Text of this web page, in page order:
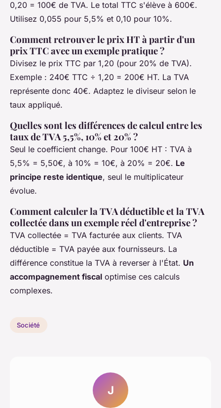
0,20 = 100€ de TVA. Le total TTC s'élève à 600€.
Utilisez 0,055 pour 5,5% et 0,10 pour 10%.
Comment retrouver le prix HT à partir d'un
prix TTC avec un exemple pratique ?
Divisez le prix TTC par 1,20 (pour 20% de TVA).
Exemple : 240€ TTC ÷ 1,20 = 200€ HT. La TVA
représente donc 40€. Adaptez le diviseur selon le
taux appliqué.
Quelles sont les différences de calcul entre les
taux de TVA 5,5%, 10% et 20% ?
Seul le coefficient change. Pour 100€ HT : TVA à
5,5% = 5,50€, à 10% = 10€, à 20% = 20€. Le
principe reste identique, seul le multiplicateur
évolue.
Comment calculer la TVA déductible et la TVA
collectée dans un exemple réel d'entreprise ?
TVA collectée = TVA facturée aux clients. TVA
déductible = TVA payée aux fournisseurs. La
différence constitue la TVA à reverser à l'État. Un
accompagnement fiscal optimise ces calculs
complexes.
Société
J